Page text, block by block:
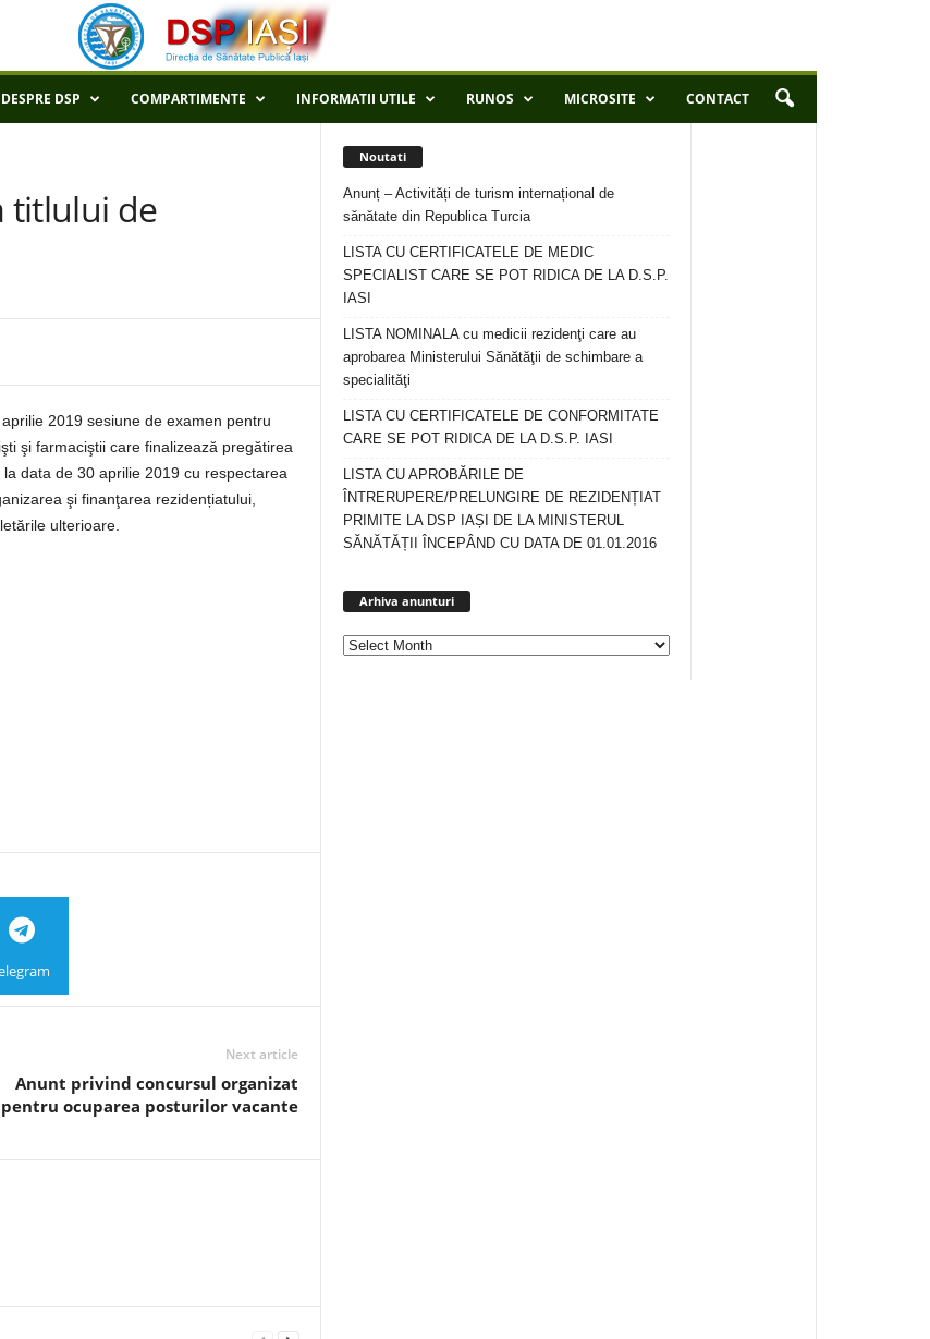
DESPRE DSP COMPARTIMENTE INFORMATII UTILE RUNOS MICROSITE CONTACT
titlului de
2019 sesiune de examen pentru
şi farmaciştii care finalizează pregătirea
data de 30 aprilie 2019 cu respectarea
şi finanţarea rezidențiatului,
ulterioare.
Next article
Anunt privind concursul organizat
pentru ocuparea posturilor vacante
Noutati
Anunț – Activități de turism internațional de
sănătate din Republica Turcia
LISTA CU CERTIFICATELE DE MEDIC
SPECIALIST CARE SE POT RIDICA DE LA D.S.P.
IASI
LISTA NOMINALA cu medicii rezidenţi care au
aprobarea Ministerului Sănătăţii de schimbare a
specialităţi
LISTA CU CERTIFICATELE DE CONFORMITATE
CARE SE POT RIDICA DE LA D.S.P. IASI
LISTA CU APROBĂRILE DE
ÎNTRERUPERE/PRELUNGIRE DE REZIDENȚIAT
PRIMITE LA DSP IAȘI DE LA MINISTERUL
SĂNĂTĂȚII ÎNCEPÂND CU DATA DE 01.01.2016
Arhiva anunturi